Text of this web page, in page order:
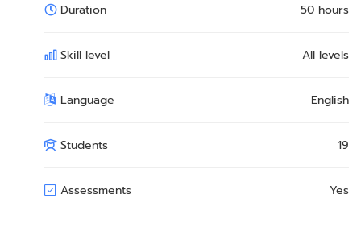
Duration 50 hours
Skill level All levels
Language English
Students 19
Assessments Yes